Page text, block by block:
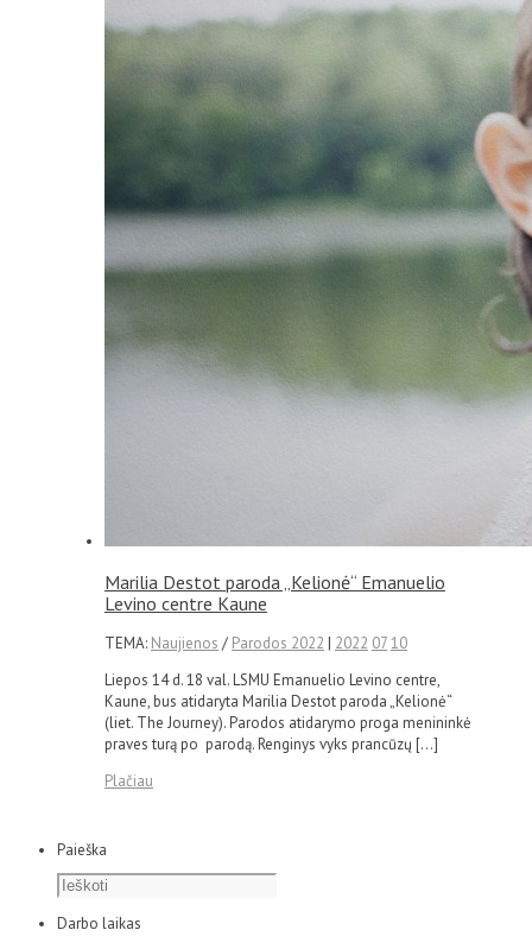
Marilia Destot paroda „Kelionė“ Emanuelio
Levino centre Kaune
TEMA: Naujienos / Parodos 2022 | 2022 0710
Liepos 14 d. 18 val. LSMU Emanuelio Levino centre,
Kaune, bus atidaryta Marilia Destot paroda „Kelionė“
(liet. The Journey). Parodos atidarymo proga menininkė
praves turą po parodą. Renginys vyks prancūzų […]
Plačiau
Paieška
Darbo laikas